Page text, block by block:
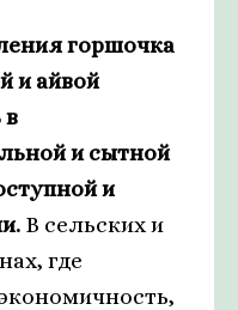
горшочка
и айвой
в
и сытной
и
В сельских и
где